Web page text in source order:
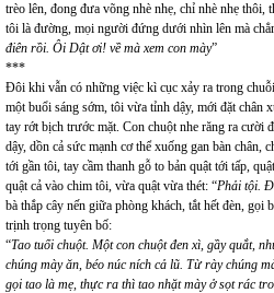
trèo lên, đong đưa võng nhè nhẹ, chỉ nhè nhẹ
tôi là đường, mọi người đứng dưới nhìn lên mà
điên rồi. Ôi Dật ơi! về mà xem con mày”
***
Đôi khi vẫn có những việc kì cục xảy ra trong
một buổi sáng sớm, tôi vừa tỉnh dậy, mới đặt chân
tay rớt bịch trước mặt. Con chuột nhe răng ra cười
dậy, dồn cả sức mạnh cơ thể xuống gan bàn chân,
tới gần tôi, tay cầm thanh gỗ to bản quật tới tấp,
quật cả vào chim tôi, vừa quật vừa thét: “Phải tội.
bà thắp cây nến giữa phòng khách, tắt hết đèn, gọi
trịnh trọng tuyên bố:
“Tao tuổi chuột. Một con chuột đen xì, gầy quắt,
chúng mày ăn, béo núc ních cả lũ. Từ rày chúng
gọi tao là mẹ, thực ra thì tao nhặt mày ở sọt rác